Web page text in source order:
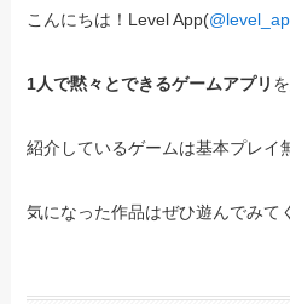
こんにちは！Level App(
1人で黙々とできるゲームアプリ を
紹介しているゲームは基本プレイ
気になった作品はぜひ遊んでみて